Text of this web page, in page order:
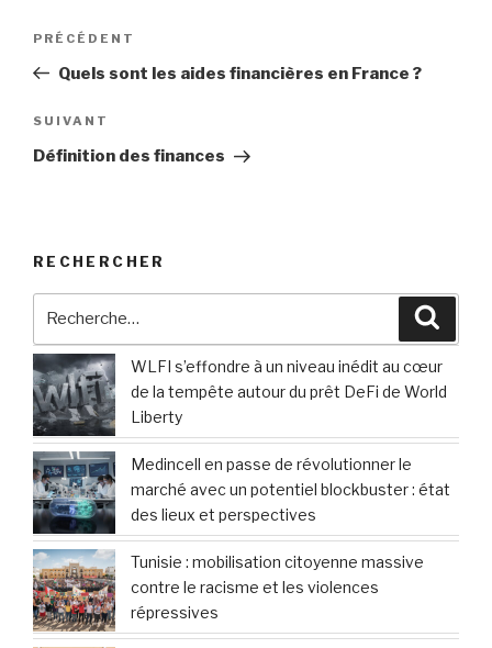
Navigation
l’article
Article
précédent
PRÉCÉDENT
Quels sont les aides financières en France ?
Article
suivant
SUIVANT
Définition des finances
RECHERCHER
:
WLFI s’effondre à un niveau inédit au cœur
de la tempête autour du prêt DeFi de World
Liberty
Medincell en passe de révolutionner le
marché avec un potentiel blockbuster : état
des lieux et perspectives
Tunisie : mobilisation citoyenne massive
contre le racisme et les violences
répressives